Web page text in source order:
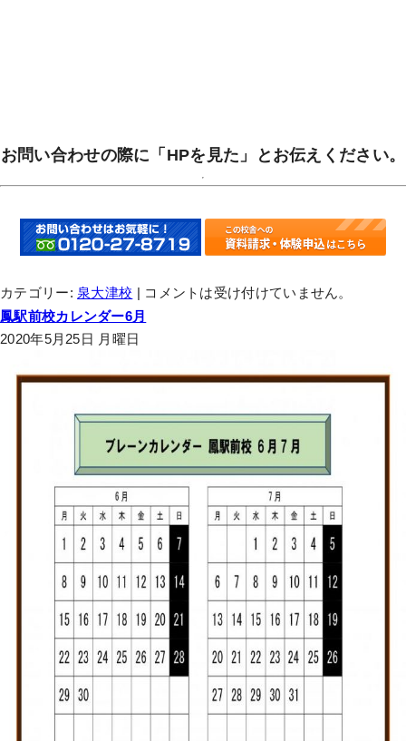
お問い合わせの際に「HPを見た」とお伝えください。
カテゴリー: 泉大津校 | コメントは受け付けていません。
鳳駅前校カレンダー6月
2020年5月25日 月曜日